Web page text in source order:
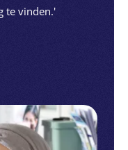
te vinden.'